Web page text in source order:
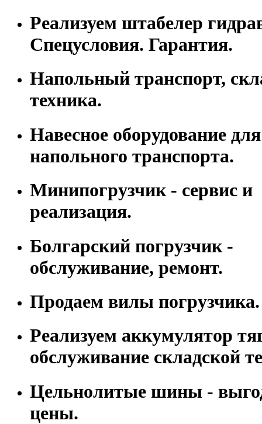
Реализуем штабелер
Спецусловия. Гарантия.
Напольный транспорт,
техника.
Навесное оборудование для
напольного транспорта.
Минипогрузчик - сервис и
реализация.
Болгарский погрузчик -
обслуживание, ремонт.
Продаем вилы погрузчика.
Реализуем аккумулятор
обслуживание складской
Цельнолитые шины -
цены.